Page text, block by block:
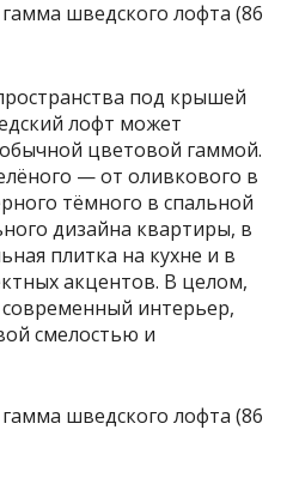
под крышей
лофт может
цветовой гаммой.
— от оливкового в
тёмного в спальной
дизайна квартиры, в
плитка на кухне и в
акцентов. В целом,
интерьер,
смелостью и